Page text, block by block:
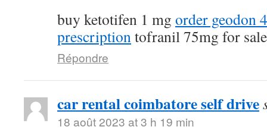
buy ketotifen 1 mg order geodon
prescriptiontofranil 75mg for sale
Répondre
car rental coimbatore self drive
18 août 2023 at 3 h 19 min